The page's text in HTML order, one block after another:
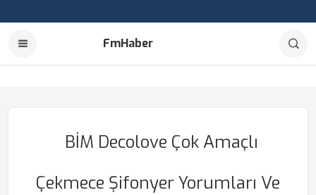
FmHaber
BİM Decolove Çok Amaçlı
Çekmece Şifonyer Yorumları Ve